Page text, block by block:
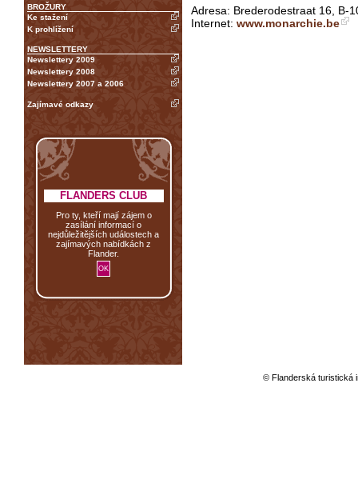
BROŽURY
Ke stažení
K prohlížení
NEWSLETTERY
Newslettery 2009
Newslettery 2008
Newslettery 2007 a 2006
Zajímavé odkazy
FLANDERS CLUB
Pro ty, kteří mají zájem o
zasílání informací o
nejdůležitějších událostech a
zajímavých nabídkách z
Flander.
Adresa: Brederodestraat 16, B-
Internet: www.monarchie.be
© Flanderská turistická